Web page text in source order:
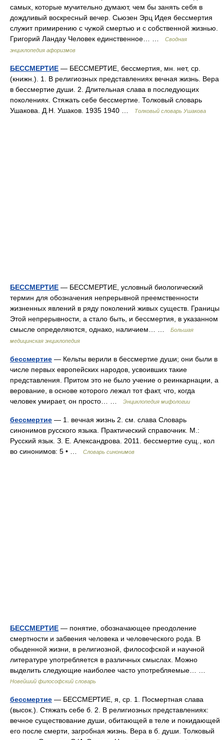
самых, которые мучительно думают, чем бы занять себя в
дождливый воскресный вечер. Сьюзен Эрц Идея бессмертия
служит примирению с чужой смертью и с собственной жизнью.
Григорий Ландау Человек единственное… …
Сводная
энциклопедия афоризмов
БЕССМЕРТИЕ — БЕССМЕРТИЕ, бессмертия, мн. нет, ср.
(книжн.). 1. В религиозных представлениях вечная жизнь. Вера
в бессмертие души. 2. Длительная слава в последующих
поколениях. Стяжать себе бессмертие. Толковый словарь
Ушакова. Д.Н. Ушаков. 1935 1940 …
Толковый словарь Ушакова
БЕССМЕРТИЕ — БЕССМЕРТИЕ, условный биологический
термин для обозначения непрерывной преемственности
жизненных явлений в ряду поколений живых существ. Границы
Этой непрерывности, а стало быть, и бессмертия, в указанном
смысле определяются, однако, наличием… …
Большая
медицинская энциклопедия
бессмертие — Кельты верили в бессмертие души; они были в
числе первых европейских народов, усвоивших такие
представления. Притом это не было учение о реинкарнации, а
верование, в основе которого лежал тот факт, что, когда
человек умирает, он просто… …
Энциклопедия мифологии
бессмертие — 1. вечная жизнь 2. см. слава Словарь
синонимов русского языка. Практический справочник. М.:
Русский язык. З. Е. Александрова. 2011. бессмертие сущ., кол
во синонимов: 5 • …
Словарь синонимов
БЕССМЕРТИЕ — понятие, обозначающее преодоление
смертности и забвения человека и человеческого рода. В
обыденной жизни, в религиозной, философской и научной
литературе употребляется в различных смыслах. Можно
выделить следующие наиболее часто употребляемые… …
Новейший философский словарь
бессмертие — БЕССМЕРТИЕ, я, ср. 1. Посмертная слава
(высок.). Стяжать себе б. 2. В религиозных представлениях:
вечное существование души, обитающей в теле и покидающей
его после смерти, загробная жизнь. Вера в б. души. Толковый